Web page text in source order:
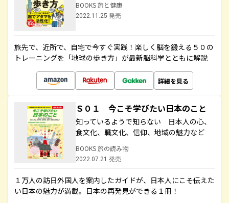
BOOKS 旅と健康
2022.11.25 発売
旅先で、近所で、自宅で今すぐ実践！楽しく脳を鍛える５０の
トレーニングを「地球の歩き方」が最新脳科学とともに解説
詳細を見る
Ｓ０１ 今こそ学びたい日本のこと
知っているようで知らない 日本人の心、
食文化、職文化、信仰、地域の魅力など
BOOKS 旅の読み物
2022.07.21 発売
１万人の訪日外国人を案内したガイドが、日本人にこそ伝えた
い日本の魅力が満載。日本の再発見ができる１冊！